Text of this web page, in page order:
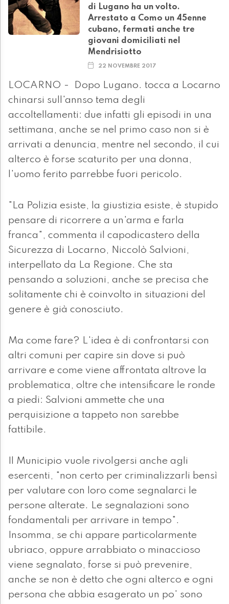
di Lugano ha un volto.
Arrestato a Como un 45enne
cubano, fermati anche tre
giovani domiciliati nel
Mendrisiotto
22 NOVEMBRE 2017
LOCARNO - Dopo Lugano. tocca a Locarno
chinarsi sull'annso tema degli
accoltellamenti: due infatti gli episodi in una
settimana, anche se nel primo caso non si è
arrivati a denuncia, mentre nel secondo, il cui
alterco è forse scaturito per una donna,
l'uomo ferito parrebbe fuori pericolo.
"La Polizia esiste, la giustizia esiste, è stupido
pensare di ricorrere a un'arma e farla
franca", commenta il capodicastero della
Sicurezza di Locarno, Niccolò Salvioni,
interpellato da La Regione. Che sta
pensando a soluzioni, anche se precisa che
solitamente chi è coinvolto in situazioni del
genere è già conosciuto.
Ma come fare? L'idea è di confrontarsi con
altri comuni per capire sin dove si può
arrivare e come viene affrontata altrove la
problematica, oltre che intensificare le ronde
a piedi: Salvioni ammette che una
perquisizione a tappeto non sarebbe
fattibile.
Il Municipio vuole rivolgersi anche agli
esercenti, "non certo per criminalizzarli bensì
per valutare con loro come segnalarci le
persone alterate. Le segnalazioni sono
fondamentali per arrivare in tempo".
Insomma, se chi appare particolarmente
ubriaco, oppure arrabbiato o minaccioso
viene segnalato, forse si può prevenire,
anche se non è detto che ogni alterco e ogni
persona che abbia esagerato un po' sono